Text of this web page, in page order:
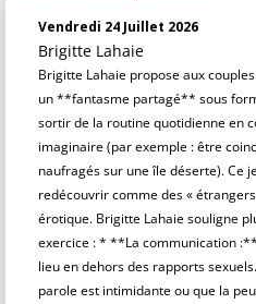
Vendredi 24 Juillet 2026
Brigitte Lahaie
Brigitte Lahaie propose aux
un **fantasme partagé** sous
sortir de la routine quotidienne en
imaginaire (par exemple : être
naufragés sur une île déserte). Ce
redécouvrir comme des «
érotique. Brigitte Lahaie souligne
exercice : * **La communication
lieu en dehors des rapports
parole est intimidante ou que la